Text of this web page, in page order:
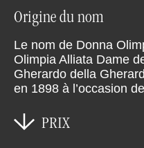
Origine du nom
Le nom de Donna
Olimpia Alliata Dame
Gherardo della
en 1898 à l’occasion
PRIX